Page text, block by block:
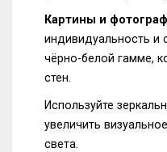
Картины и
индивидуальность и
чёрно-белой гамме,
стен.
Используйте
увеличить
света.